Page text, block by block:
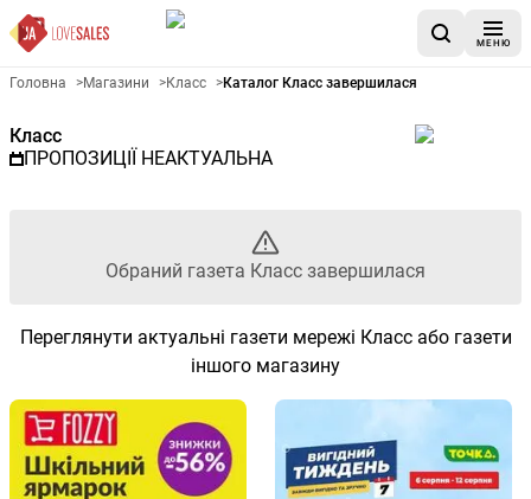
МЕНЮ
Рекламна газета Класс -
Головна >Магазини >Класс >Каталог Класс завершилася
Класс
ПРОПОЗИЦІЇ НЕАКТУАЛЬНА
Обраний газета Класс завершилася
Переглянути актуальні газети мережі Класс або газети
іншого магазину